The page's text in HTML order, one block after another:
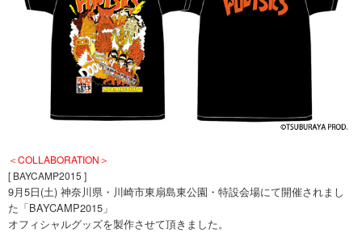
＜COLLABORATION＞
[ BAYCAMP2015 ]
9月5日(土) 神奈川県・川崎市東扇島東公園・特設会場にて開催されまし
た「BAYCAMP2015」
オフィシャルグッズを製作させて頂きました。